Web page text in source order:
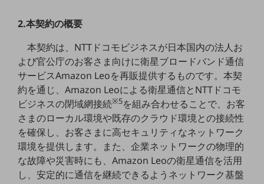
人材不足解消
業種・業態で探す
業種・業態で探すTOP
自治体
一次産業
医療・介護
2.本契約の概要
本契約は、NTTドコモビジネスが日本国内の法人お
よび官公庁のお客さま向けに衛星ブロードバンド通信
サービスAmazon Leoを再販提供するものです。本契
約を通じ、Amazon Leoによる衛星通信とNTTドコモ
ビジネスの閉域網接続※5を組み合わせることで、お客
さまのローカル環境や既存のクラウド環境との接続性
を確保し、お客さまに高セキュリティなネットワーク
環境を提供します。また、企業ネットワークの物理的
な故障や災害時にも、Amazon Leoの衛星通信を活用
し、安定的に通信を継続できるようネットワーク基盤